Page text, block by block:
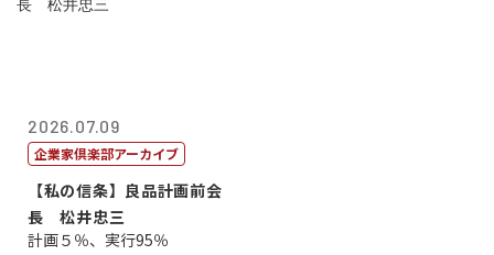
2026.07.09
企業家倶楽部アーカイブ
【私の信条】良品計画前会
長 松井忠三
計画５％、実行95％